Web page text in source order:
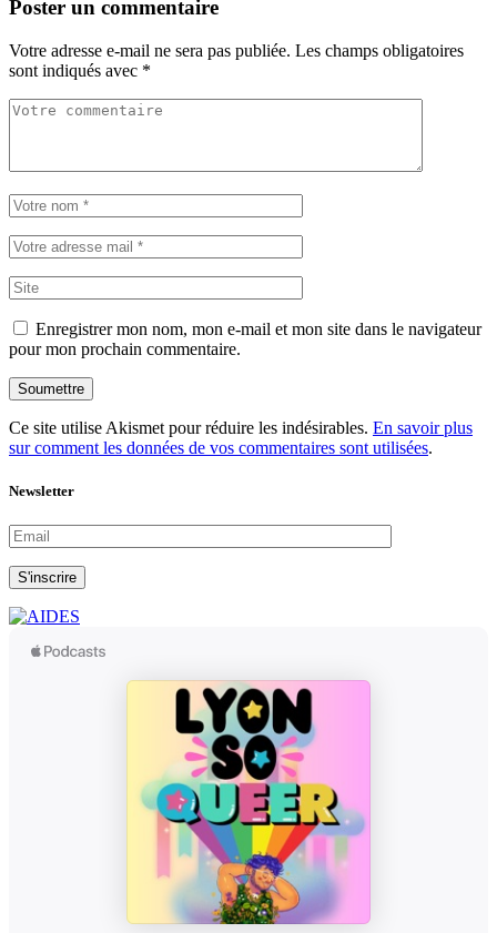
Poster un commentaire
Votre adresse e-mail ne sera pas publiée. Les champs obligatoires
sont indiqués avec *
Enregistrer mon nom, mon e-mail et mon site dans le navigateur
pour mon prochain commentaire.
Soumettre
Ce site utilise Akismet pour réduire les indésirables. En savoir plus
sur comment les données de vos commentaires sont utilisées.
Newsletter
S'inscrire